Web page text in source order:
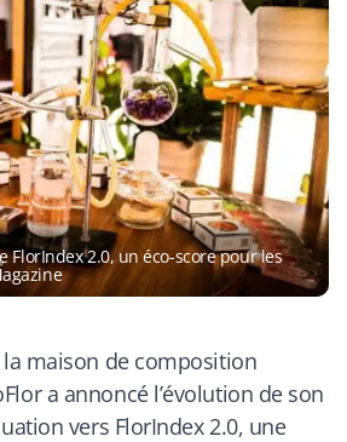
FlorIndex 2.0, un éco-score pour les
la maison de composition
a annoncé l’évolution de son
vers FlorIndex 2.0, une